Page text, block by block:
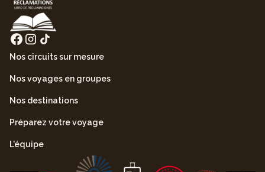
Nos circuits sur mesure
Nos voyages en groupes
Nos destinations
Préparez votre voyage
L'équipe